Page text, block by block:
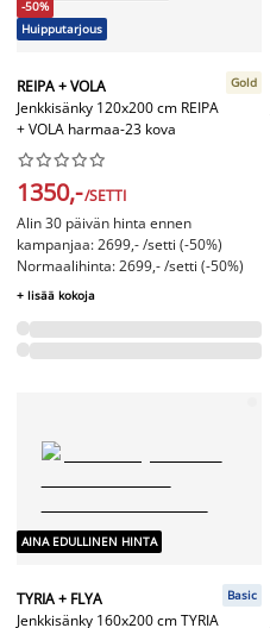
-50%
Huipputarjous
REIPA + VOLA
Jenkkisänky 120x200 cm REIPA
+ VOLA harmaa-23 kova
Gold






1350,-/SETTI
Alin 30 päivän hinta ennen
kampanjaa: 2699,- /setti (-50%)
Normaalihinta: 2699,- /setti (-50%)
+ lisää kokoja
AINA EDULLINEN HINTA
TYRIA + FLYA
Jenkkisänky 160x200 cm TYRIA
Basic